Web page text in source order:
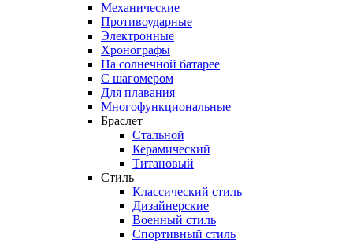
Механические
Противоударные
Электронные
Хронографы
На солнечной батарее
С шагомером
Для плавания
Многофункциональные
Браслет
Стальной
Керамический
Титановый
Стиль
Классический стиль
Дизайнерские
Военный стиль
Спортивный стиль